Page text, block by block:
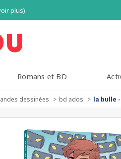
plus)
Romans et BD
dessinées bd ados la bulle